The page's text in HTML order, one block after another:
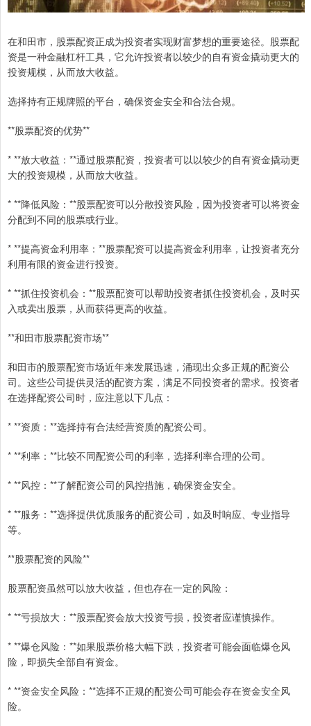
在和田市，股票配资正成为投资者实现财富梦想的重要途径。股票配
资是一种金融杠杆工具，它允许投资者以较少的自有资金撬动更大的
投资规模，从而放大收益。
选择持有正规牌照的平台，确保资金安全和合法合规。
**股票配资的优势**
* **放大收益：**通过股票配资，投资者可以以较少的自有资金撬动更
大的投资规模，从而放大收益。
* **降低风险：**股票配资可以分散投资风险，因为投资者可以将资金
分配到不同的股票或行业。
* **提高资金利用率：**股票配资可以提高资金利用率，让投资者充分
利用有限的资金进行投资。
* **抓住投资机会：**股票配资可以帮助投资者抓住投资机会，及时买
入或卖出股票，从而获得更高的收益。
**和田市股票配资市场**
和田市的股票配资市场近年来发展迅速，涌现出众多正规的配资公
司。这些公司提供灵活的配资方案，满足不同投资者的需求。投资者
在选择配资公司时，应注意以下几点：
* **资质：**选择持有合法经营资质的配资公司。
* **利率：**比较不同配资公司的利率，选择利率合理的公司。
* **风控：**了解配资公司的风控措施，确保资金安全。
* **服务：**选择提供优质服务的配资公司，如及时响应、专业指导
等。
**股票配资的风险**
股票配资虽然可以放大收益，但也存在一定的风险：
* **亏损放大：**股票配资会放大投资亏损，投资者应谨慎操作。
* **爆仓风险：**如果股票价格大幅下跌，投资者可能会面临爆仓风
险，即损失全部自有资金。
* **资金安全风险：**选择不正规的配资公司可能会存在资金安全风
险。